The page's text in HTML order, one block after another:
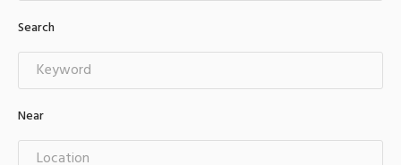
Search
Near